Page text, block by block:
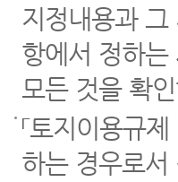
지정내용과
항에서 정하는
모든 것을 확
「토지이용규
하는 경우로서